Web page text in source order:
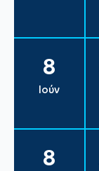
8
Ιούν
8